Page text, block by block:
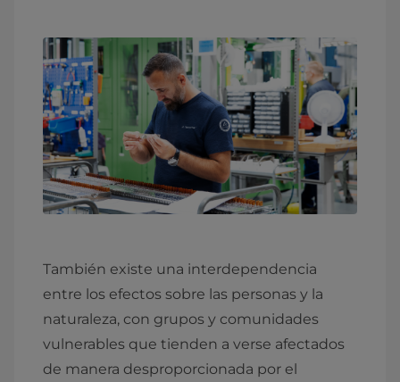
También existe una interdependencia
entre los efectos sobre las personas y la
naturaleza, con grupos y comunidades
vulnerables que tienden a verse afectados
de manera desproporcionada por el